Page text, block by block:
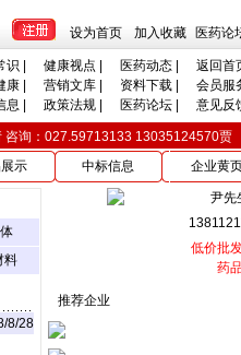
设为首页 加入收藏 医药论
识 健康视点 医药动态 返回首
康| 营销文库| 资料下载| 会员服
息 政策法规| 医药论坛 意见反
咨询：027.59713133 13035124570贾
示 中标信息 企业黄
料
8/28
尹先
低价批
药
推荐企业